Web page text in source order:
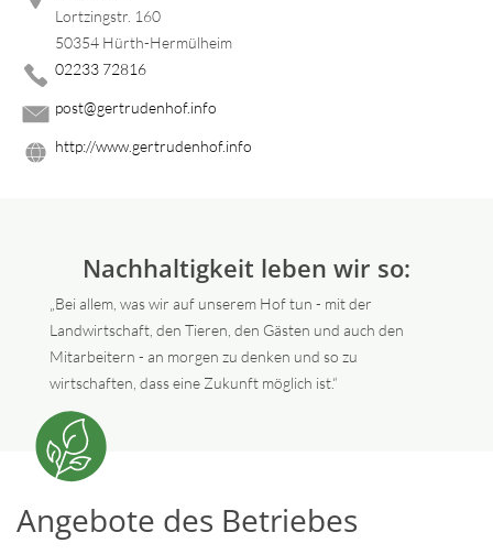
Lortzingstr. 160
50354 Hürth-Hermülheim
02233 72816
post@gertrudenhof.info
http://www.gertrudenhof.info
Nachhaltigkeit leben wir so:
„Bei allem, was wir auf unserem Hof tun - mit der
Landwirtschaft, den Tieren, den Gästen und auch den
Mitarbeitern - an morgen zu denken und so zu
wirtschaften, dass eine Zukunft möglich ist.“
Angebote des Betriebes